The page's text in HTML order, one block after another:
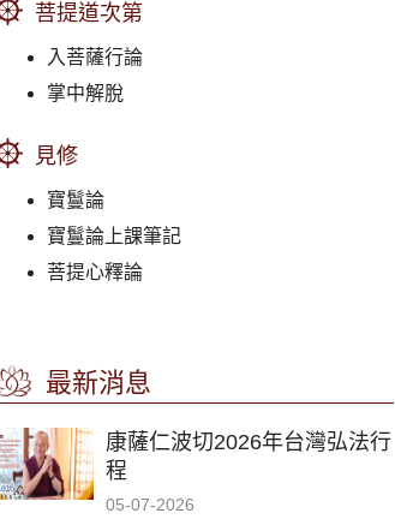
菩提道次第
入菩薩行論
掌中解脫
見修
寶鬘論
寶鬘論上課筆記
菩提心釋論
最新消息
康薩仁波切2026年台灣弘法行
程
05-07-2026